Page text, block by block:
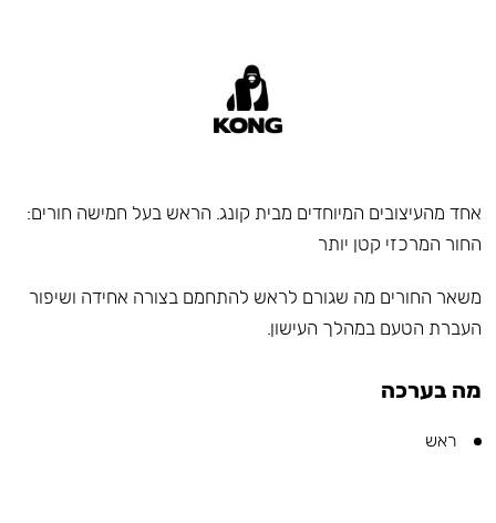
אחד מהעיצובים המיוחדים מבית קונג. הראש בעל חמישה חורים:
החור המרכזי קטן יותר
משאר החורים מה שגורם לראש להתחמם בצורה אחידה ושיפור
העברת הטעם במהלך העישון.
מה בערכה
ראש